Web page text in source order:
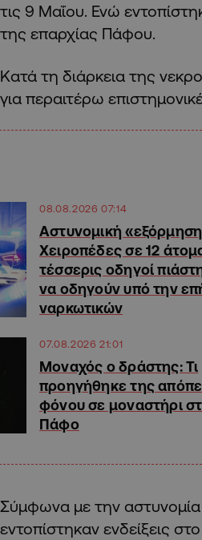
τις 9 Μαΐου. Ενώ
της επαρχίας Πάφου.
Κατά τη διάρκεια της
για περαιτέρω
08.08.2026 07:14
Αστυνομική
Χειροπέδες σε 12
τέσσερις οδηγοί
να οδηγούν υπό την
ναρκωτικών
07.08.2026 21:01
Μοναχός ο δράστης: Τι
προηγήθηκε της
φόνου σε μοναστήρι
Πάφο
Σύμφωνα με την αστυνομία
εντοπίστηκαν ενδείξεις